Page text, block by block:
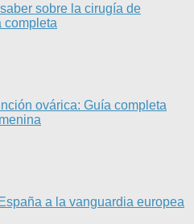
sobre la cirugía de
completa
ovárica: Guía completa
a la vanguardia europea